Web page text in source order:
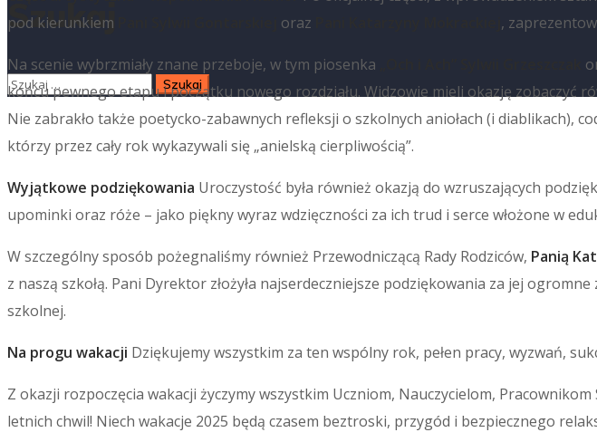
Szukaj
pod kierunkiem
oraz ,
Na scenie wybrzmiały znane przeboje, w tym piosenka
końcu pewnego etapu i początku nowego rozdziału. Widzowie mieli okazję zobaczyć
Nie zabrakło także poetycko-zabawnych refleksji o szkolnych aniołach (i diablikach),
którzy przez cały rok wykazywali się „anielską cierpliwością”.
Wyjątkowe podziękowania Uroczystość była również okazją do wzruszających
upominki oraz róże – jako piękny wyraz wdzięczności za ich trud i serce włożone w
W szczególny sposób pożegnaliśmy również Przewodniczącą Rady Rodziców, Panią
z naszą szkołą. Pani Dyrektor złożyła najserdeczniejsze podziękowania za jej
szkolnej.
Na progu wakacji Dziękujemy wszystkim za ten wspólny rok, pełen pracy, wyzwań,
Z okazji rozpoczęcia wakacji życzymy wszystkim Uczniom, Nauczycielom,
letnich chwil! Niech wakacje 2025 będą czasem beztroski, przygód i bezpiecznego